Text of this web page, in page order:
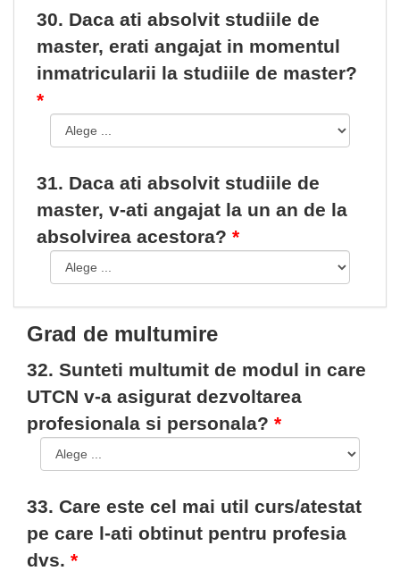
30. Daca ati absolvit studiile de
master, erati angajat in momentul
inmatricularii la studiile de master?
31. Daca ati absolvit studiile de
master, v-ati angajat la un an de la
absolvirea acestora?
Grad de multumire
32. Sunteti multumit de modul in care
UTCN v-a asigurat dezvoltarea
profesionala si personala?
33. Care este cel mai util curs/atestat
pe care l-ati obtinut pentru profesia
dvs.